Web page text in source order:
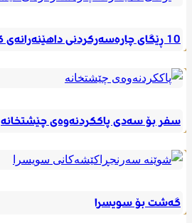
10 ڕێگای چارەسەرکردنی داهێنەرانەی کێشەکان
سفر بۆ سەدی پاککردنەوەی چێشتخانە
گەشت بۆ سویسرا